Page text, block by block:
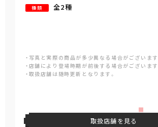
種類 全2種
・写真と実際の商品が多少異なる場合がございます
・店舗により登場時期が前後する場合がございます
・取扱店舗は随時更新となります。
取扱店舗を見る